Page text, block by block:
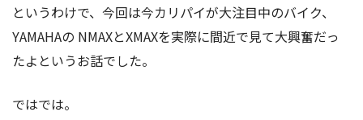
というわけで、今回は今カリパイが大注目中のバイク、
YAMAHAの NMAXとXMAXを実際に間近で見て大興奮だっ
たよというお話でした。
ではでは。